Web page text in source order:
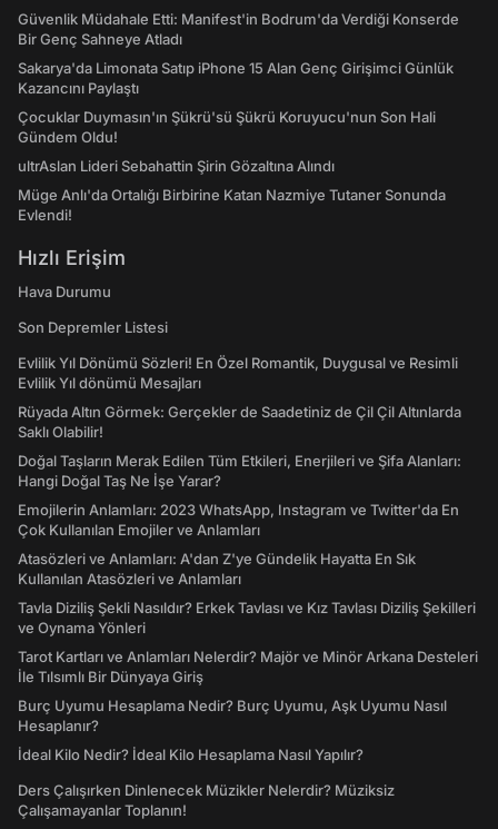
Güvenlik Müdahale Etti: Manifest'in Bodrum'da Verdiği Konserde
Bir Genç Sahneye Atladı
Sakarya'da Limonata Satıp iPhone 15 Alan Genç Girişimci Günlük
Kazancını Paylaştı
Çocuklar Duymasın'ın Şükrü'sü Şükrü Koruyucu'nun Son Hali
Gündem Oldu!
ultrAslan Lideri Sebahattin Şirin Gözaltına Alındı
Müge Anlı'da Ortalığı Birbirine Katan Nazmiye Tutaner Sonunda
Evlendi!
Hızlı Erişim
Hava Durumu
Son Depremler Listesi
Evlilik Yıl Dönümü Sözleri! En Özel Romantik, Duygusal ve Resimli
Evlilik Yıl dönümü Mesajları
Rüyada Altın Görmek: Gerçekler de Saadetiniz de Çil Çil Altınlarda
Saklı Olabilir!
Doğal Taşların Merak Edilen Tüm Etkileri, Enerjileri ve Şifa Alanları:
Hangi Doğal Taş Ne İşe Yarar?
Emojilerin Anlamları: 2023 WhatsApp, Instagram ve Twitter'da En
Çok Kullanılan Emojiler ve Anlamları
Atasözleri ve Anlamları: A'dan Z'ye Gündelik Hayatta En Sık
Kullanılan Atasözleri ve Anlamları
Tavla Diziliş Şekli Nasıldır? Erkek Tavlası ve Kız Tavlası Diziliş Şekilleri
ve Oynama Yönleri
Tarot Kartları ve Anlamları Nelerdir? Majör ve Minör Arkana Desteleri
İle Tılsımlı Bir Dünyaya Giriş
Burç Uyumu Hesaplama Nedir? Burç Uyumu, Aşk Uyumu Nasıl
Hesaplanır?
İdeal Kilo Nedir? İdeal Kilo Hesaplama Nasıl Yapılır?
Ders Çalışırken Dinlenecek Müzikler Nelerdir? Müziksiz
Çalışamayanlar Toplanın!